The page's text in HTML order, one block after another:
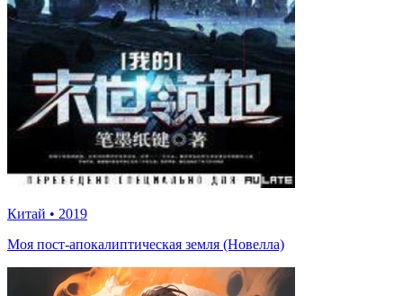
Китай • 2019
Моя пост-апокалиптическая земля (Новелла)